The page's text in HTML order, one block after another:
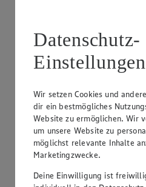
Datenschutz-
Einstellungen
Wir setzen Cookies und
dir ein bestmögliches
Website zu ermöglichen. Wir
um unsere Website zu
möglichst relevante Inhalte
Marketingzwecke.
Deine Einwilligung ist